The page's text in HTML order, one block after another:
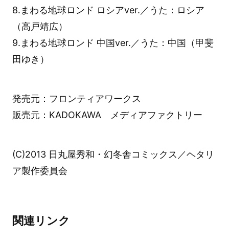
8.まわる地球ロンド ロシアver.／うた：ロシア
（高戸靖広）
9.まわる地球ロンド 中国ver.／うた：中国（甲斐
田ゆき）
発売元：フロンティアワークス
販売元：KADOKAWA メディアファクトリー
(C)2013 日丸屋秀和・幻冬舎コミックス／ヘタリ
ア製作委員会
関連リンク